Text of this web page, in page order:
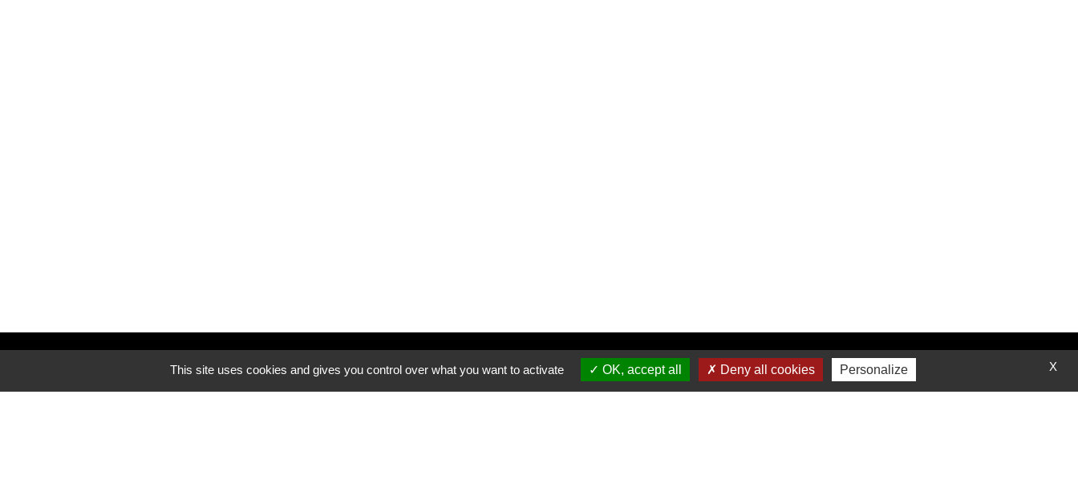
Inscrivez-vous à notre newsletter Contactez-nous X
This site uses cookies and gives you control over what you want to activate OK, accept all Deny all cookies Personalize